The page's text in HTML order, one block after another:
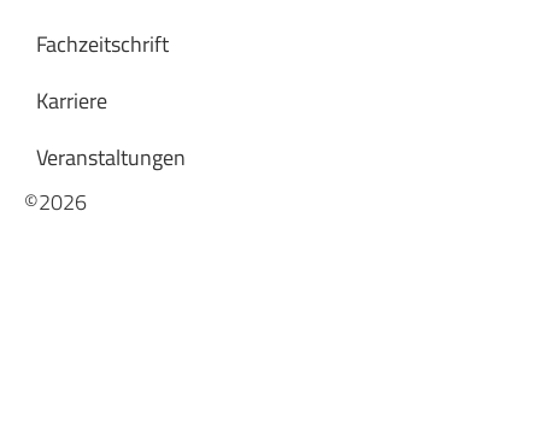
Fachzeitschrift
Karriere
Veranstaltungen
©2026